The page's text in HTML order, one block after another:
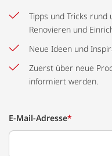
Tipps und Tricks rund
Renovieren und
Neue Ideen und
Zuerst über neue
informiert werden.
E-Mail-Adresse*